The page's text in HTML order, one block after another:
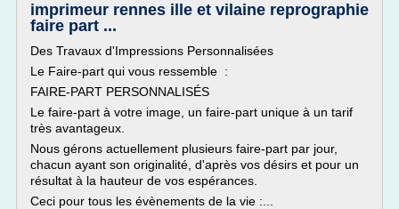
imprimeur rennes ille et vilaine reprographie
faire part ...
Des Travaux d'Impressions Personnalisées
Le Faire-part qui vous ressemble :
FAIRE-PART PERSONNALISÉS
Le faire-part à votre image, un faire-part unique à un tarif
très avantageux.
Nous gérons actuellement plusieurs faire-part par jour,
chacun ayant son originalité, d'après vos désirs et pour un
résultat à la hauteur de vos espérances.
Ceci pour tous les évènements de la vie :...